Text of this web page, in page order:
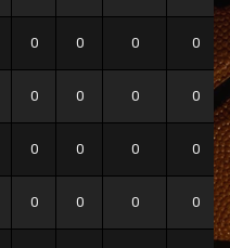
0 0 0 0
0 0 0 0
0 0 0 0
0 0 0 0